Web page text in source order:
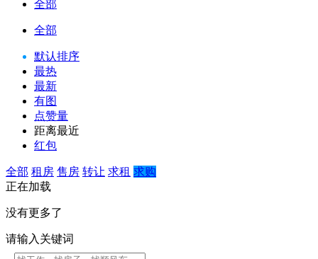
全部
全部
默认排序
最热
最新
有图
点赞量
距离最近
红包
全部 租房 售房 转让 求租 求购
正在加载
没有更多了
请输入关键词